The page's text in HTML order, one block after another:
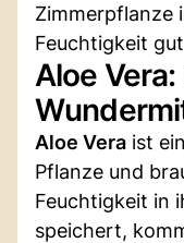
Zimmerpflanze
Feuchtigkeit
Aloe
Aloe Vera ist
Pflanze und
Feuchtigkeit in
speichert,